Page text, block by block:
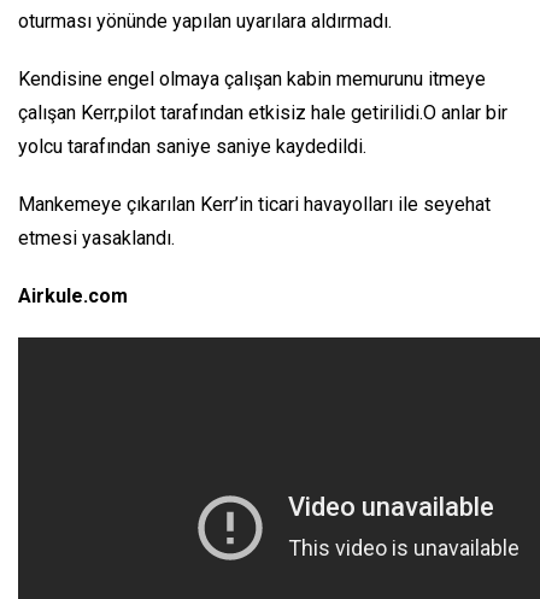
oturması yönünde yapılan uyarılara aldırmadı.
Kendisine engel olmaya çalışan kabin memurunu itmeye
çalışan Kerr,pilot tarafından etkisiz hale getirilidi.O anlar bir
yolcu tarafından saniye saniye kaydedildi.
Mankemeye çıkarılan Kerr’in ticari havayolları ile seyehat
etmesi yasaklandı.
Airkule.com